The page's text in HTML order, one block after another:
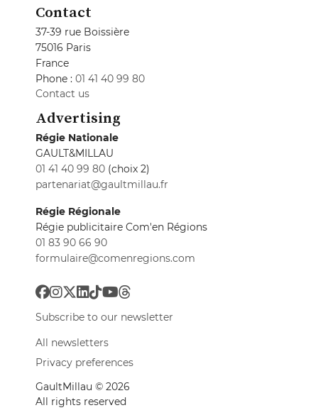
Contact
37-39 rue Boissière
75016 Paris
France
Phone : 01 41 40 99 80
Contact us
Advertising
Régie Nationale
GAULT&MILLAU
01 41 40 99 80 (choix 2)
partenariat@gaultmillau.fr
Régie Régionale
Régie publicitaire Com'en Régions
01 83 90 66 90
formulaire@comenregions.com
Subscribe to our newsletter
All newsletters
Privacy preferences
GaultMillau © 2026
All rights reserved